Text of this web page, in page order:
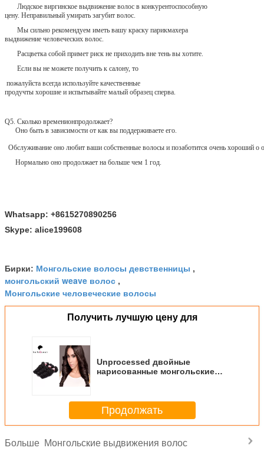
Людское виргинское выдвижение волос в конкурентоспособную
цену. Неправильный умирать загубит волос.
Мы сильно рекомендуем иметь вашу краску парикмахера
выдвижение человеческих волос.
Расцветка собой примет риск не приходить вне тень вы хотите.
Если вы не можете получить к салону, то
пожалуйста всегда используйте качественные
продучты хорошие и испытывайте малый образец сперва.
Q5. Сколько временионпродолжает?
Оно быть в зависимости от как вы поддерживаете его.
Обслуживание оно любит ваши собственные волосы и позаботится очень хороший о
Нормально оно продолжает на больше чем 1 год.
Whatsapp: +8615270890256
Skype: alice199608
Бирки: Монгольские волосы девственницы ,
монгольский weave волос ,
Монгольские человеческие волосы
Получить лучшую цену для
Unprocessed двойные
нарисованные монгольские
волос волны
Продолжать
Больше Монгольские выдвижения волос